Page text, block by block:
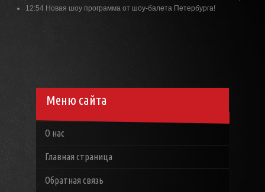
12:54 Новая шоу программа от шоу-балета Петербурга!
Меню сайта
О нас
Главная страница
Обратная связь